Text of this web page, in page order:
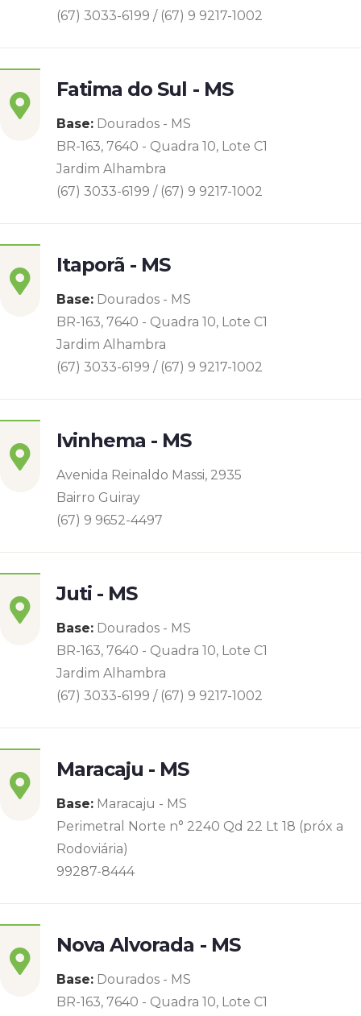
(67) 3033-6199 / (67) 9 9217-1002
Fatima do Sul - MS
Base: Dourados - MS
BR-163, 7640 - Quadra 10, Lote C1
Jardim Alhambra
(67) 3033-6199 / (67) 9 9217-1002
Itaporã - MS
Base: Dourados - MS
BR-163, 7640 - Quadra 10, Lote C1
Jardim Alhambra
(67) 3033-6199 / (67) 9 9217-1002
Ivinhema - MS
Avenida Reinaldo Massi, 2935
Bairro Guiray
(67) 9 9652-4497
Juti - MS
Base: Dourados - MS
BR-163, 7640 - Quadra 10, Lote C1
Jardim Alhambra
(67) 3033-6199 / (67) 9 9217-1002
Maracaju - MS
Base: Maracaju - MS
Perimetral Norte n° 2240 Qd 22 Lt 18 (próx a
Rodoviária)
99287-8444
Nova Alvorada - MS
Base: Dourados - MS
BR-163, 7640 - Quadra 10, Lote C1